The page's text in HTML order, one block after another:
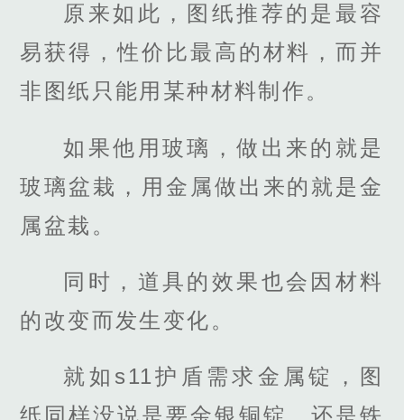
原来如此，图纸推荐的是最容
易获得，性价比最高的材料，而并
非图纸只能用某种材料制作。
如果他用玻璃，做出来的就是
玻璃盆栽，用金属做出来的就是金
属盆栽。
同时，道具的效果也会因材料
的改变而发生变化。
就如s11护盾需求金属锭，图
纸同样没说是要金银铜锭，还是铁